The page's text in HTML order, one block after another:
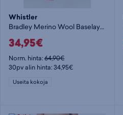
Whistler
Bradley Merino Wool Baselayer Pants M - vaellusalusasu
34,95€
Norm. hinta:64,90€
30pv alin hinta: 34,95€
Useita kokoja